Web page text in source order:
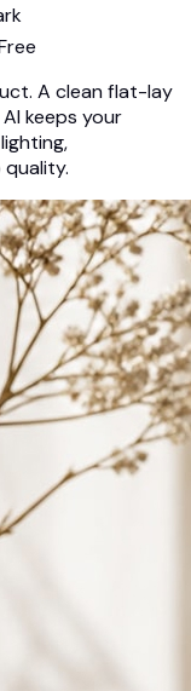
A clean flat-lay
keeps your